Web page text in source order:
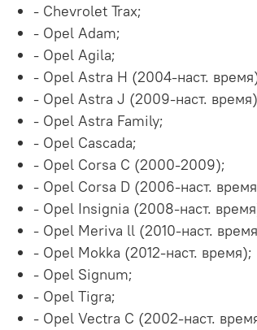
- Chevrolet Trax;
- Opel Adam;
- Opel Agila;
- Opel Astra H (2004-наст.
- Opel Astra J (2009-наст.
- Opel Astra Family;
- Opel Cascada;
- Opel Corsa C (2000-2009);
- Opel Corsa D (2006-наст.
- Opel Insignia (2008-наст.
- Opel Meriva ll (2010-наст.
- Opel Mokka (2012-наст. время);
- Opel Signum;
- Opel Tigra;
- Opel Vectra C (2002-наст.